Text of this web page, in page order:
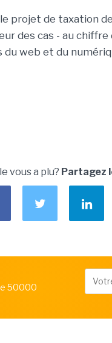
projet de taxation
des cas - au
du web et du
vous a plu? Partagez
50000